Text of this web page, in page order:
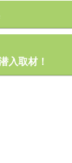
入取材！